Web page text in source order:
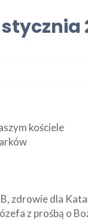
kościele
zdrowie dla
z prośbą o